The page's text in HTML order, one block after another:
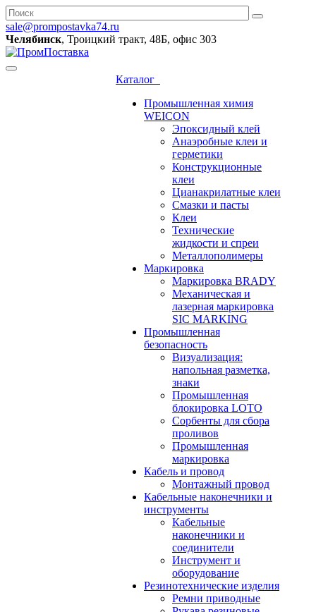
sale@prompostavka74.ru
Челябинск, Троицкий тракт, 48Б, офис 303
Каталог
Промышленная химия
WEICON
Эпоксидный клей
Анаэробные клеи и
герметики
Конструкционные
клеи
Цианакрилатные клеи
Смазки и пасты
Клеи
Технические
жидкости и спреи
Металлополимеры
Маркировка
Маркировка BRADY
Механическая и
лазерная маркировка
SIC MARKING
Промышленная
безопасность
Визуализация:
напольная разметка,
знаки
Промышленная
блокировка LOTO
Сорбенты для сбора
проливов
Промышленная
маркировка
Кабель и провод
Монтажный провод
Кабельные наконечники и
инструменты
Кабельные
наконечники и
соединители
Инструмент и
оборудование
Резинотехнические изделия
Ремни приводные